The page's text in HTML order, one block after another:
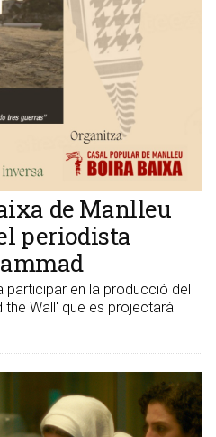
de Manlleu
periodista
participar en la producció del
Wall' que es projectarà